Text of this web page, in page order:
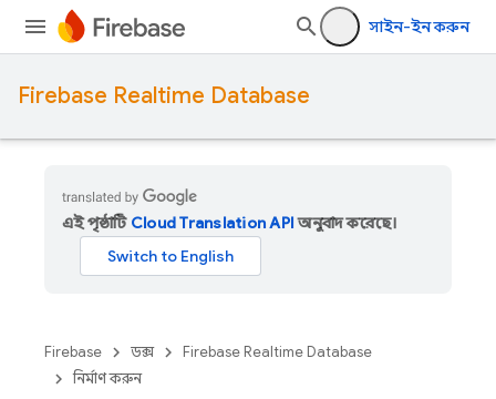
সাইন-ইন করুন
Firebase Realtime Database
এই পৃষ্ঠাটি Cloud Translation APIঅনুবাদ করেছে।
Firebase ডক্স
Firebase Realtime Database
নির্মাণ করুন